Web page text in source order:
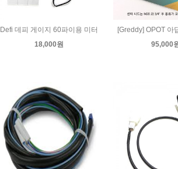
Defi 데피 게이지 60파이용 미터
18,000원
[Greddy] OPOT 아
95,000